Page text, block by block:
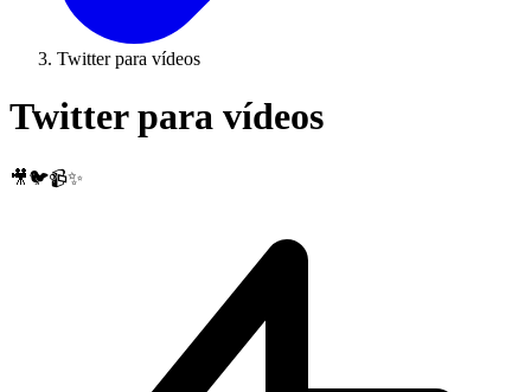
Twitter para vídeos
Twitter para vídeos
🎥🐦📹✨